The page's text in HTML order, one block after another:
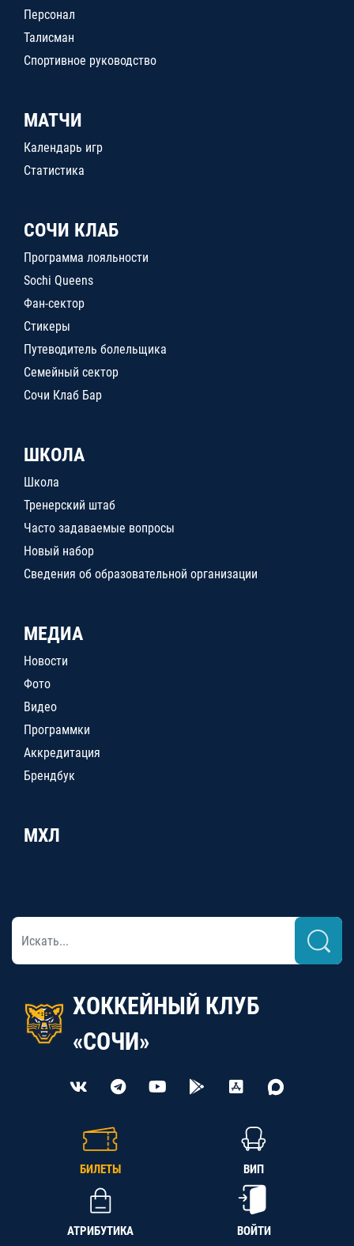
Персонал
Талисман
Спортивное руководство
МАТЧИ
Календарь игр
Статистика
СОЧИ КЛАБ
Программа лояльности
Sochi Queens
Фан-сектор
Стикеры
Путеводитель болельщика
Семейный сектор
Сочи Клаб Бар
ШКОЛА
Школа
Тренерский штаб
Часто задаваемые вопросы
Новый набор
Сведения об образовательной организации
МЕДИА
Новости
Фото
Видео
Программки
Аккредитация
Брендбук
МХЛ
ХОККЕЙНЫЙ КЛУБ
«СОЧИ»
БИЛЕТЫ ВИП
АТРИБУТИКА ВОЙТИ